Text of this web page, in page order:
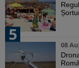
5
08